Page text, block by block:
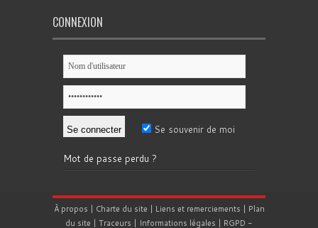
CONNEXION
Se souvenir de moi
Mot de passe perdu ?
À propos | Charte du site | Liens et remerciements | Plan
du site | Traceurs | Informations légales | RGPD -